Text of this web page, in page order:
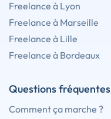
Freelance à Lyon
Freelance à Marseille
Freelance à Lille
Freelance à Bordeaux
Questions fréquentes
Comment ça marche ?